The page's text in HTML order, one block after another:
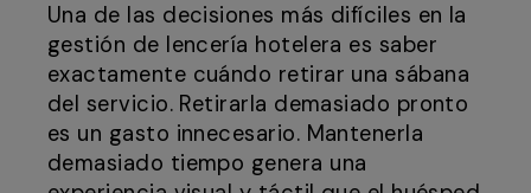
Una de las decisiones más difíciles en la
gestión de lencería hotelera es saber
exactamente cuándo retirar una sábana
del servicio. Retirarla demasiado pronto
es un gasto innecesario. Mantenerla
demasiado tiempo genera una